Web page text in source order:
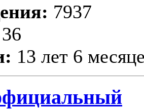
7937
36
13 лет 6